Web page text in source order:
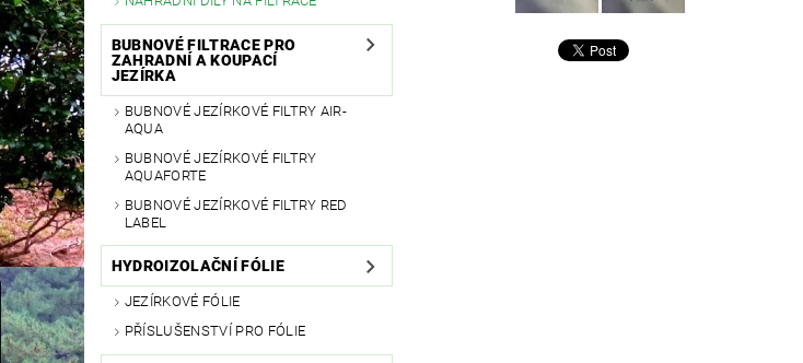
BUBNOVÉ FILTRACE PRO
ZAHRADNÍ A KOUPACÍ
JEZÍRKA
BUBNOVÉ JEZÍRKOVÉ FILTRY AIR-
AQUA
BUBNOVÉ JEZÍRKOVÉ FILTRY
AQUAFORTE
BUBNOVÉ JEZÍRKOVÉ FILTRY RED
LABEL
HYDROIZOLAČNÍ FÓLIE
JEZÍRKOVÉ FÓLIE
PŘÍSLUŠENSTVÍ PRO FÓLIE